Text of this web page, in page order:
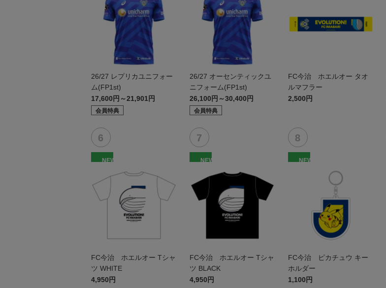
26/27 レプリカユニフォー
ム(FP1st)
17,600円～21,901円
会員特典
26/27 オーセンティックユ
ニフォーム(FP1st)
26,100円～30,400円
会員特典
FC今治 ホエルオー タオ
ルマフラー
2,500円
NEW
FC今治 ホエルオー Tシャ
ツ WHITE
4,950円
NEW
FC今治 ホエルオー Tシャ
ツ BLACK
4,950円
NEW
FC今治 ピカチュウ キー
ホルダー
1,100円